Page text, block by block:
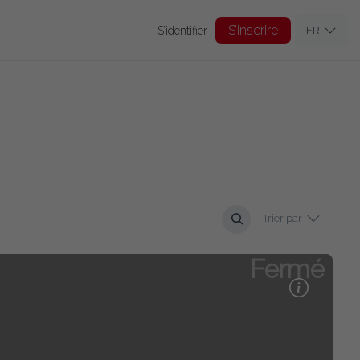
S’identifier S’inscrire FR
Trier par
Fermé